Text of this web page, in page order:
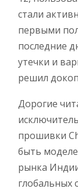
стали
первыми
последние
утечки и
решил
Дорогие
прошивки
быть
рынка
глобальных